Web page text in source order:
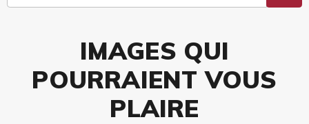
IMAGES QUI
POURRAIENT VOUS
PLAIRE